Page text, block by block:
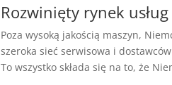
Rozwinięty rynek usług
Poza wysoką jakością maszyn,
szeroka sieć serwisowa i
To wszystko składa się na to, że